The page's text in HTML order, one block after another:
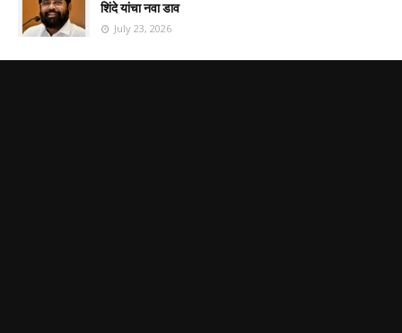
शिंदे यांचा नवा डाव
July 23, 2026